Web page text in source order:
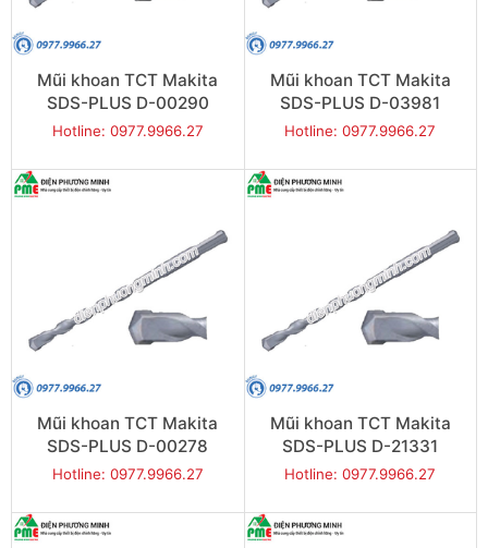
Mũi khoan TCT Makita
SDS-PLUS D-00290
(16x210mm)
Hotline: 0977.9966.27
Mũi khoan TCT Makita
SDS-PLUS D-03981
(16x160mm)
Hotline: 0977.9966.27
Mũi khoan TCT Makita
SDS-PLUS D-00278
(14x260mm)
Hotline: 0977.9966.27
Mũi khoan TCT Makita
SDS-PLUS D-21331
(14x210mm)
Hotline: 0977.9966.27